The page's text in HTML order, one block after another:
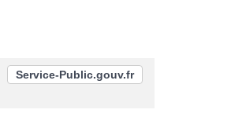
Service-Public.gouv.fr